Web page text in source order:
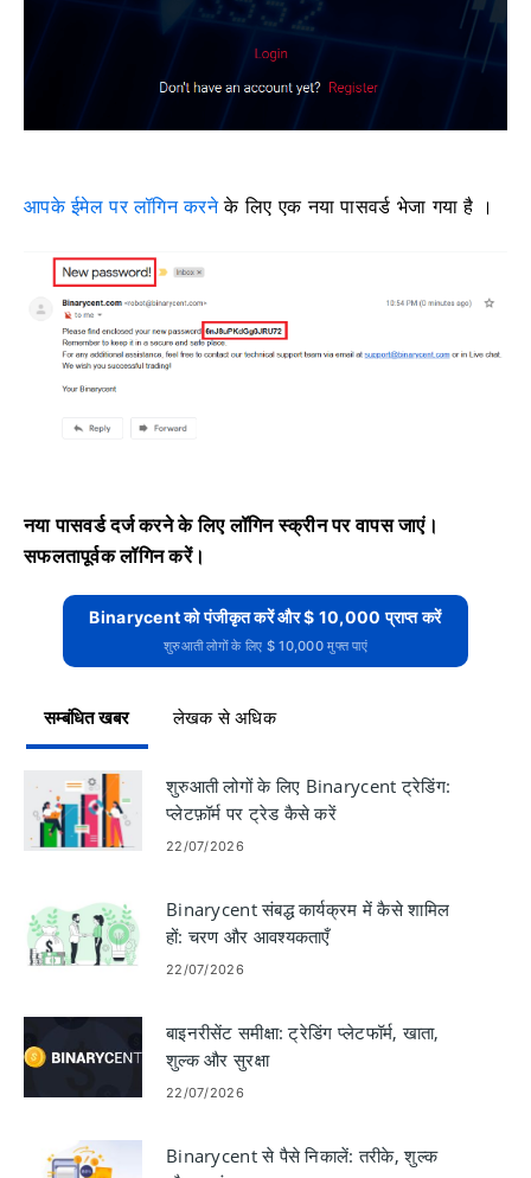
आपके ईमेल पर लॉगिन करनेके लिए एक नया पासवर्ड भेजा गया है ।
नया पासवर्ड दर्ज करने के लिए लॉगिन स्क्रीन पर वापस जाएं।
सफलतापूर्वक लॉगिन करें।
Binarycent को पंजीकृत करें और $ 10,000 प्राप्त करें
शुरुआती लोगों के लिए $ 10,000 मुफ्त पाएं
सम्बंधित खबर लेखक से अधिक
शुरुआती लोगों के लिए Binarycent ट्रेडिंग:
प्लेटफ़ॉर्म पर ट्रेड कैसे करें
22/07/2026
Binarycent संबद्ध कार्यक्रम में कैसे शामिल
हों: चरण और आवश्यकताएँ
22/07/2026
बाइनरीसेंट समीक्षा: ट्रेडिंग प्लेटफॉर्म, खाता,
शुल्क और सुरक्षा
22/07/2026
Binarycent से पैसे निकालें: तरीके, शुल्क